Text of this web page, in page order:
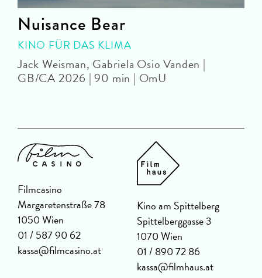
Nuisance Bear
KINO FÜR DAS KLIMA
Jack Weisman, Gabriela Osio Vanden |
GB/CA 2026 | 90 min | OmU
Filmcasino
Margaretenstraße 78
1050 Wien
01 / 587 90 62
kassa@filmcasino.at
Kino am Spittelberg
Spittelberggasse 3
1070 Wien
01 / 890 72 86
kassa@filmhaus.at